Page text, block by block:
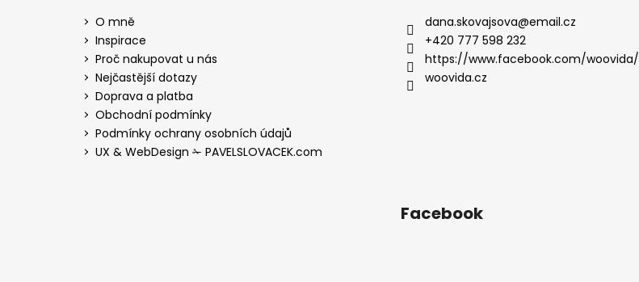
O mně
Inspirace
Proč nakupovat u nás
Nejčastější dotazy
Doprava a platba
Obchodní podmínky
Podmínky ochrany osobních údajů
UX & WebDesign ✁ PAVELSLOVACEK.com
dana.skovajsova@email.cz
+420 777 598 232
https://www.facebook.com/woovida/
woovida.cz
Facebook